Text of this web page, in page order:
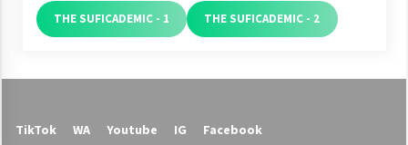
THE SUFICADEMIC - 1 THE SUFICADEMIC - 2
TikTok WA Youtube IG Facebook